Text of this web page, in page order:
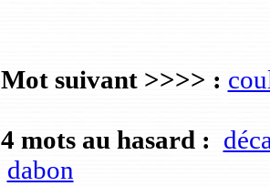
Mot suivant >>>> :
4 mots au hasard :
dabon